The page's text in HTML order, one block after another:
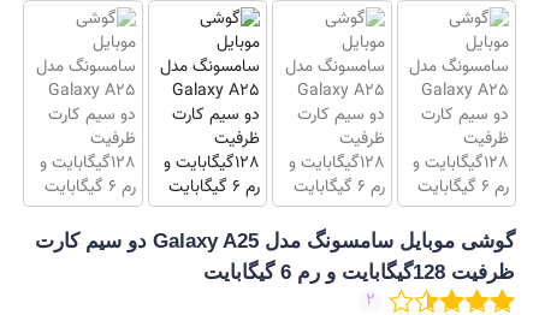
گوشی موبایل سامسونگ مدل Galaxy A25 دو سیم کارت
ظرفیت 128گیگابایت و رم 6 گیگابایت
2